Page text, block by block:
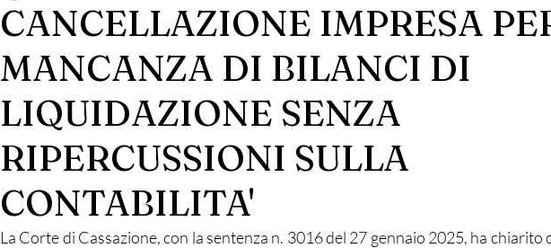
CANCELLAZIONE IMPRESA
MANCANZA DI BILANCI DI
LIQUIDAZIONE SENZA
RIPERCUSSIONI SULLA
CONTABILITA'
La Corte di Cassazione, con la sentenza n. 3016 del 27 gennaio 2025, ha chiarito